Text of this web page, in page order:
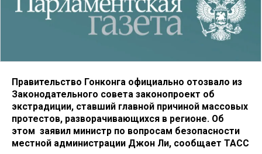
Правительство Гонконга официально отозвало из
Законодательного совета законопроект об
экстрадиции, ставший главной причиной массовых
протестов, разворачивающихся в регионе. Об
этом заявил министр по вопросам безопасности
местной администрации Джон Ли, сообщает ТАСС